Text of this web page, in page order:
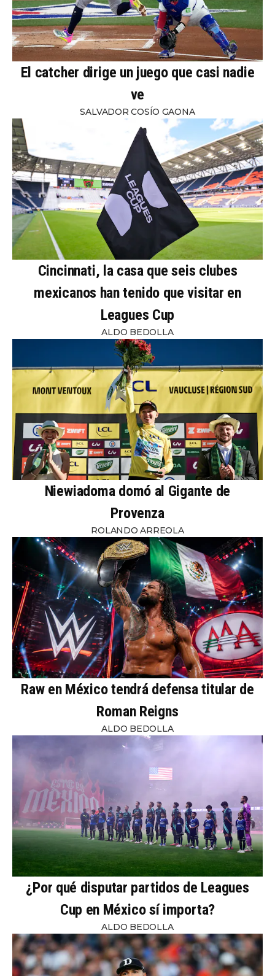
El catcher dirige un juego que casi nadie
ve
SALVADOR COSÍO GAONA
Cincinnati, la casa que seis clubes
mexicanos han tenido que visitar en
Leagues Cup
ALDO BEDOLLA
Niewiadoma domó al Gigante de
Provenza
ROLANDO ARREOLA
Raw en México tendrá defensa titular de
Roman Reigns
ALDO BEDOLLA
¿Por qué disputar partidos de Leagues
Cup en México sí importa?
ALDO BEDOLLA